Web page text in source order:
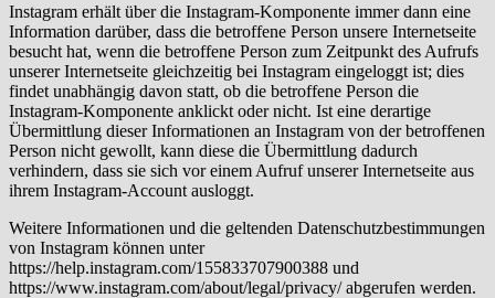
Instagram erhält über die Instagram-Komponente immer dann eine
Information darüber, dass die betroffene Person unsere Internetseite
besucht hat, wenn die betroffene Person zum Zeitpunkt des Aufrufs
unserer Internetseite gleichzeitig bei Instagram eingeloggt ist; dies
findet unabhängig davon statt, ob die betroffene Person die
Instagram-Komponente anklickt oder nicht. Ist eine derartige
Übermittlung dieser Informationen an Instagram von der betroffenen
Person nicht gewollt, kann diese die Übermittlung dadurch
verhindern, dass sie sich vor einem Aufruf unserer Internetseite aus
ihrem Instagram-Account ausloggt.
Weitere Informationen und die geltenden Datenschutzbestimmungen
von Instagram können unter
https://help.instagram.com/155833707900388 und
https://www.instagram.com/about/legal/privacy/ abgerufen werden.